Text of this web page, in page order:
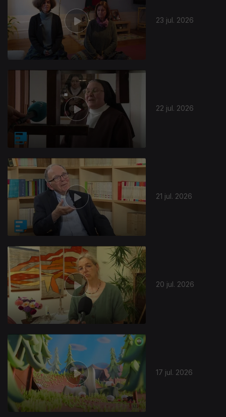
23 jul. 2026
22 jul. 2026
21 jul. 2026
20 jul. 2026
17 jul. 2026